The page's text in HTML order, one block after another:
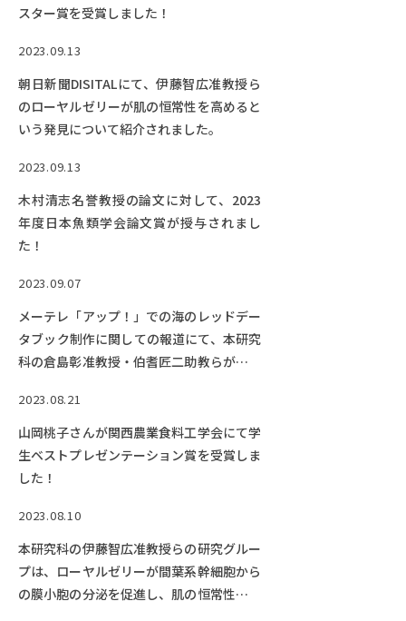
スター賞を受賞しました！
2023.09.13
朝日新聞DISITALにて、伊藤智広准教授ら
のローヤルゼリーが肌の恒常性を高めると
いう発見について紹介されました。
2023.09.13
木村清志名誉教授の論文に対して、2023
年度日本魚類学会論文賞が授与されまし
た！
2023.09.07
メーテレ「アップ！」での海のレッドデー
タブック制作に関しての報道にて、本研究
科の倉島彰准教授・伯耆匠二助教らが取材
2023.08.21
山岡桃子さんが関西農業食料工学会にて学
生ベストプレゼンテーション賞を受賞しま
した！
2023.08.10
本研究科の伊藤智広准教授らの研究グルー
プは、ローヤルゼリーが間葉系幹細胞から
の膜小胞の分泌を促進し、肌の恒常性を高